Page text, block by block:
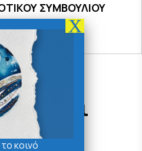
ΣΥΜΒΟΥΛΙΟΥ
κοινό